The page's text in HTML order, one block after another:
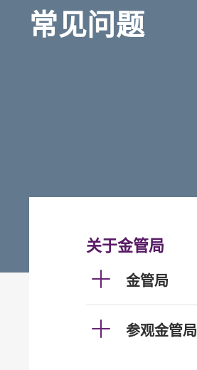
常见问题
关于金管局
金管局
参观金管局